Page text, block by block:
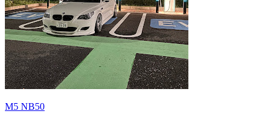
M5 NB50